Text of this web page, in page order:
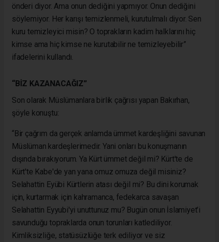
önderi diyor. Ama onun dediğini yapmıyor. Onun dediğini
söylemiyor. Her karışı temizlenmeli, kurutulmalı diyor. Sen
kuru temizleyici misin? O toprakların kadim halklarını hiç
kimse ama hiç kimse ne kurutabilir ne temizleyebilir”
ifadelerini kullandı.
“BİZ KAZANACAĞIZ”
Son olarak Müslümanlara birlik çağrısı yapan Bakırhan,
şöyle konuştu:
“Bir çağrım da gerçek anlamda ümmet kardeşliğini savunan
Müslüman kardeşlerimedir. Yani onları bu konuşmanın
dışında bırakıyorum. Ya Kürt ümmet değil mi? Kürt'te de
Kürt'te Kabe'de yan yana omuz omuza değil misiniz?
Selahattin Eyübi Kürtlerin atası değil mi? Bu dini korumak
için, kurtarmak için kahramanca, fedekarca savaşan
Selahattin Eyyubi'yi unuttunuz mu? Bugün onun İslamiyet’i
savunduğu topraklarda onun torunları katlediliyor.
Kimliksizliğe, statüsüzlüğe terk ediliyor ve siz